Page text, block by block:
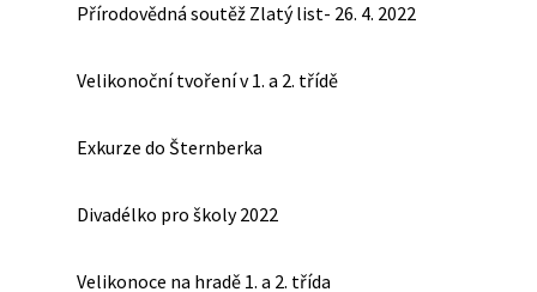
Přírodovědná soutěž Zlatý list- 26. 4. 2022
Velikonoční tvoření v 1. a 2. třídě
Exkurze do Šternberka
Divadélko pro školy 2022
Velikonoce na hradě 1. a 2. třída